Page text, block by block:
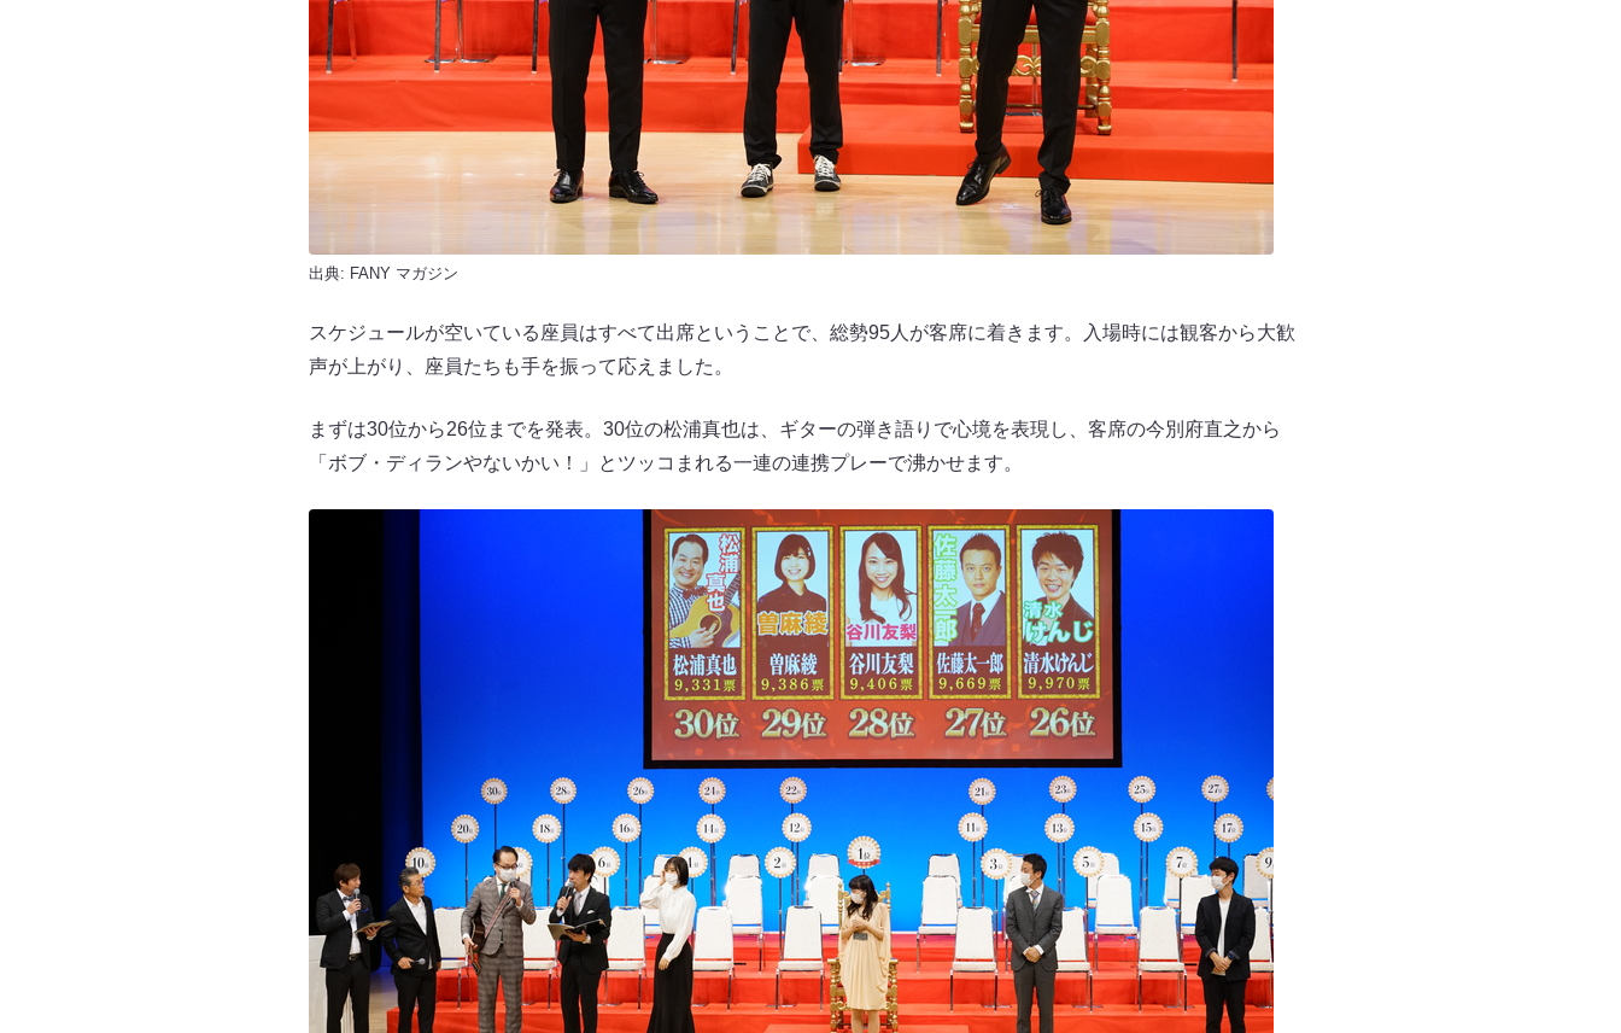
出典: FANY マガジン
スケジュールが空いている座員はすべて出席ということで、総勢95人が客席に着きます。入場時には観客から大歓
声が上がり、座員たちも手を振って応えました。
まずは30位から26位までを発表。30位の松浦真也は、ギターの弾き語りで心境を表現し、客席の今別府直之から
「ボブ・ディランやないかい！」とツッコまれる一連の連携プレーで沸かせます。